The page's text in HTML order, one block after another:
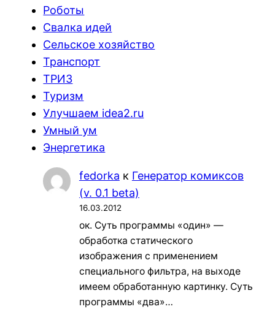
Роботы
Свалка идей
Сельское хозяйство
Транспорт
ТРИЗ
Туризм
Улучшаем idea2.ru
Умный ум
Энергетика
fedorka к Генератор комиксов
(v. 0.1 beta)
16.03.2012
ок. Суть программы «один» —
обработка статического
изображения с применением
специального фильтра, на выходе
имеем обработанную картинку. Суть
программы «два»…